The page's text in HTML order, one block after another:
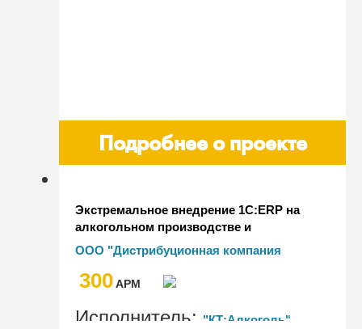
Подробнее о проекте
Экстремальное внедрение 1С:ERP на
алкогольном производстве и
дистрибуции в Казахстане
ООО "Дистрибуционная компания
300AРМ
Исполнитель: "КТ:Алкоголь"